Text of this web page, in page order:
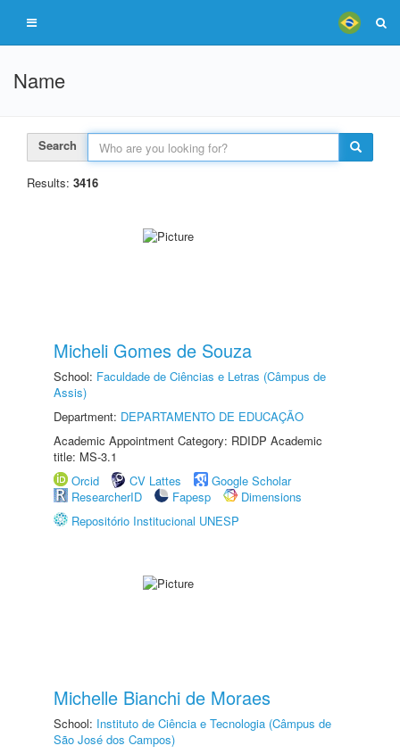
Name
Search
Results: 3416
Micheli Gomes de Souza
School: Faculdade de Ciências e Letras (Câmpus de
Assis)
Department: DEPARTAMENTO DE EDUCAÇÃO
Academic Appointment Category: RDIDP Academic
title: MS-3.1
Orcid
CV Lattes
Google Scholar
ResearcherID
Fapesp
Dimensions
Repositório Institucional UNESP
Michelle Bianchi de Moraes
School: Instituto de Ciência e Tecnologia (Câmpus de
São José dos Campos)